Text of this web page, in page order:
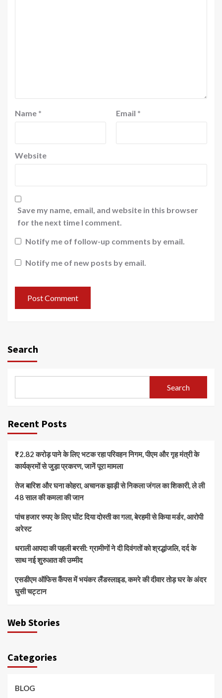
Name * Email *
Website
Save my name, email, and website in this browser
for the next time I comment.
Notify me of follow-up comments by email.
Notify me of new posts by email.
Search
Search
Recent Posts
₹2.82 करोड़ पाने के लिए भटक रहा परिवहन निगम, पीएम और गृह मंत्री के
कार्यक्रमों से जुड़ा प्रकरण, जानें पूरा मामला
तेज बारिश और घना कोहरा, अचानक झाड़ी से निकला जंगल का शिकारी, ले ली
48 साल की कमला की जान
पांच हजार रुपए के लिए घोंट दिया दोस्ती का गला, बेरहमी से किया मर्डर, आरोपी
अरेस्ट
धराली आपदा की पहली बरसी: ग्रामीणों ने दी दिवंगतों को श्रद्धांजलि, दर्द के
साथ नई शुरुआत की उम्मीद
एसडीएम ऑफिस कैंपस में भयंकर लैंडस्लाइड, कमरे की दीवार तोड़ घर के अंदर
घुसी चट्टान
Web Stories
Categories
BLOG